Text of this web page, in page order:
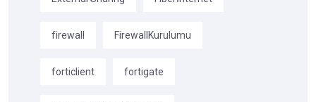
firewall FirewallKurulumu
forticlient fortigate